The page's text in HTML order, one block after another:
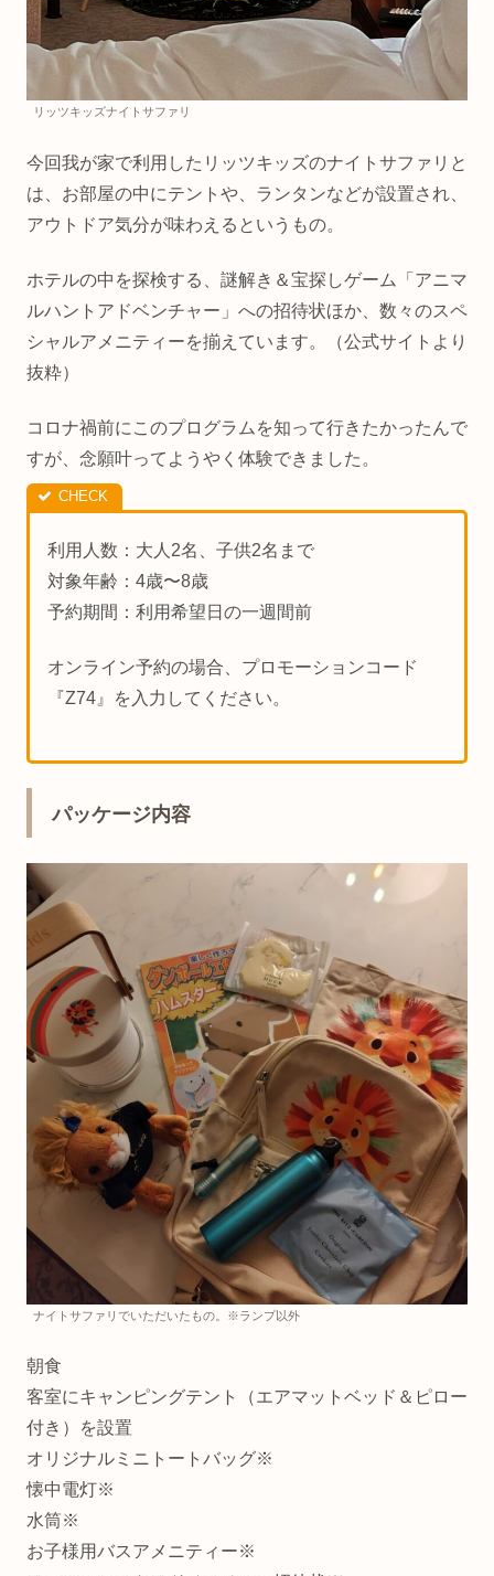
リッツキッズナイトサファリ
今回我が家で利用したリッツキッズのナイトサファリと
は、お部屋の中にテントや、ランタンなどが設置され、
アウトドア気分が味わえるというもの。
ホテルの中を探検する、謎解き＆宝探しゲーム「アニマ
ルハントアドベンチャー」への招待状ほか、数々のスペ
シャルアメニティーを揃えています。（公式サイトより
抜粋）
コロナ禍前にこのプログラムを知って行きたかったんで
すが、念願叶ってようやく体験できました。
利用人数：大人2名、子供2名まで
対象年齢：4歳〜8歳
予約期間：利用希望日の一週間前
オンライン予約の場合、プロモーションコード
『Z74』を入力してください。
パッケージ内容
ナイトサファリでいただいたもの。※ランプ以外
朝食
客室にキャンピングテント（エアマットベッド＆ピロー
付き）を設置
オリジナルミニトートバッグ※
懐中電灯※
水筒※
お子様用バスアメニティー※